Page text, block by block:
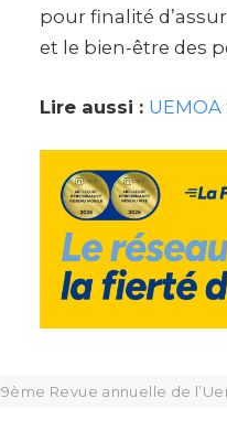
pour finalité
et le bien-être des
Lire aussi :
9ème Revue annuelle de